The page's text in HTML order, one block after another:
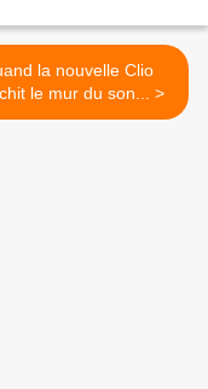
la nouvelle Clio
franchit le mur du son... >